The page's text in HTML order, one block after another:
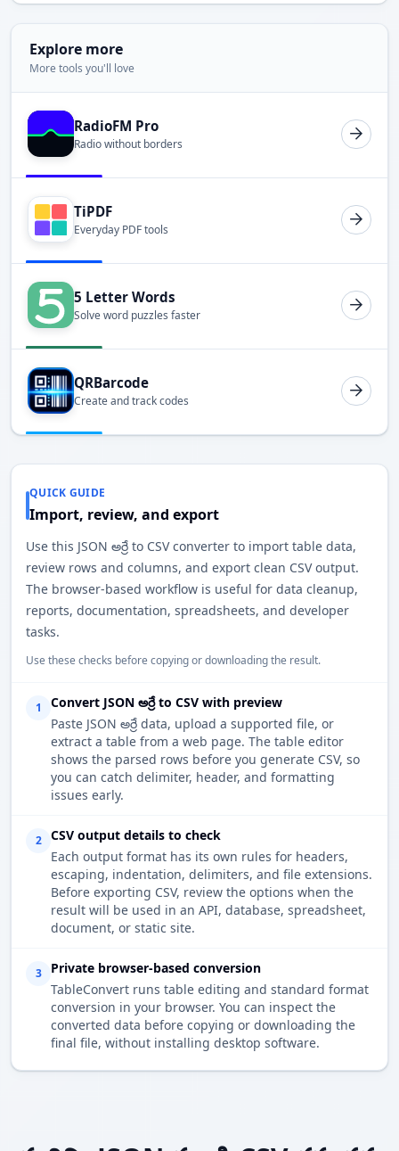
Explore more
More tools you'll love
RadioFM Pro
Radio without borders
TiPDF
Everyday PDF tools
5 Letter Words
Solve word puzzles faster
QRBarcode
Create and track codes
QUICK GUIDE
Import, review, and export
Use this JSON అర్రే to CSV converter to import table data,
review rows and columns, and export clean CSV output.
The browser-based workflow is useful for data cleanup,
reports, documentation, spreadsheets, and developer
tasks.
Use these checks before copying or downloading the result.
1
Convert JSON అర్రే to CSV with preview
Paste JSON అర్రే data, upload a supported file, or
extract a table from a web page. The table editor
shows the parsed rows before you generate CSV, so
you can catch delimiter, header, and formatting
issues early.
2
CSV output details to check
Each output format has its own rules for headers,
escaping, indentation, delimiters, and file extensions.
Before exporting CSV, review the options when the
result will be used in an API, database, spreadsheet,
document, or static site.
3
Private browser-based conversion
TableConvert runs table editing and standard format
conversion in your browser. You can inspect the
converted data before copying or downloading the
final file, without installing desktop software.